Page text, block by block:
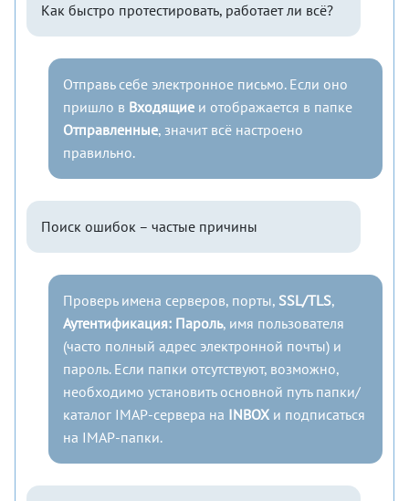
Как быстро протестировать, работает ли всё?
Отправь себе электронное письмо. Если оно
пришло в Входящие и отображается в папке
Отправленные, значит всё настроено
правильно.
Поиск ошибок – частые причины
Проверь имена серверов, порты, SSL/TLS,
Аутентификация: Пароль, имя пользователя
(часто полный адрес электронной почты) и
пароль. Если папки отсутствуют, возможно,
необходимо установить основной путь папки/
каталог IMAP-сервера на INBOX и подписаться
на IMAP-папки.